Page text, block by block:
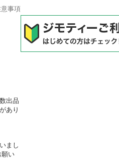
事項
出品
あり
まし
願い